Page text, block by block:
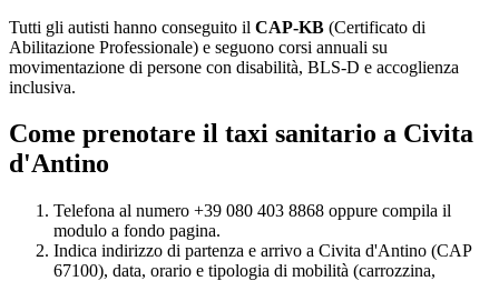
Tutti gli autisti hanno conseguito il CAP-KB (Certificato di
Abilitazione Professionale) e seguono corsi annuali su
movimentazione di persone con disabilità, BLS-D e accoglienza
inclusiva.
Come prenotare il taxi sanitario a Civita
d'Antino
Telefona al numero +39 080 403 8868 oppure compila il
modulo a fondo pagina.
Indica indirizzo di partenza e arrivo a Civita d'Antino (CAP
67100), data, orario e tipologia di mobilità (carrozzina,